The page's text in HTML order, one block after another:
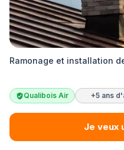
Ramonage et installation
Qualibois Air +5 ans
Je veux